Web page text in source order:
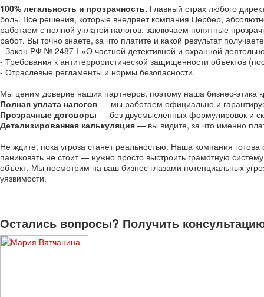
100% легальность и прозрачность. Главный страх любого
боль. Все решения, которые внедряет компания Цербер,
работаем с полной уплатой налогов, заключаем понятные
работ. Вы точно знаете, за что платите и какой результат
- Закон РФ № 2487-I «О частной детективной и охранной
- Требования к антитеррористической защищенности объектов
- Отраслевые регламенты и нормы безопасности.
Мы ценим доверие наших партнеров, поэтому наша бизнес-этика
Полная уплата налогов — мы работаем официально и
Прозрачные договоры — без двусмысленных формулировок и
Детализированная калькуляция — вы видите, за что именно
Не ждите, пока угроза станет реальностью. Наша компания
паниковать не стоит — нужно просто выстроить грамотную
объект. Мы посмотрим на ваш бизнес глазами потенциальных
уязвимости.
Остались вопросы? Получить